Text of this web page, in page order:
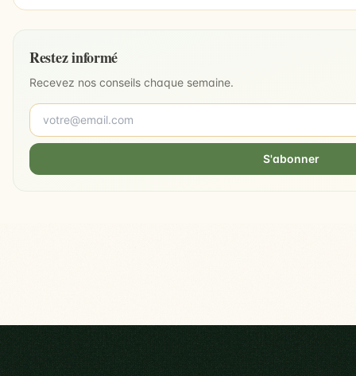
Restez informé
Recevez nos conseils chaque semaine.
S'abonner